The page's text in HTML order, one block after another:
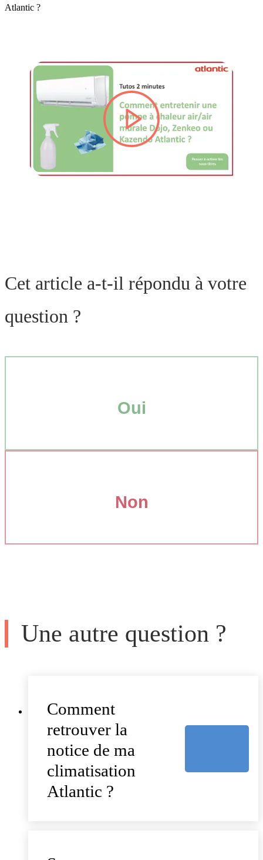
Atlantic ?
lire la vidéo
Cet article a-t-il répondu à votre
question ?
Oui
Non
Une autre question ?
Comment
retrouver la
notice de ma
climatisation
Atlantic ?